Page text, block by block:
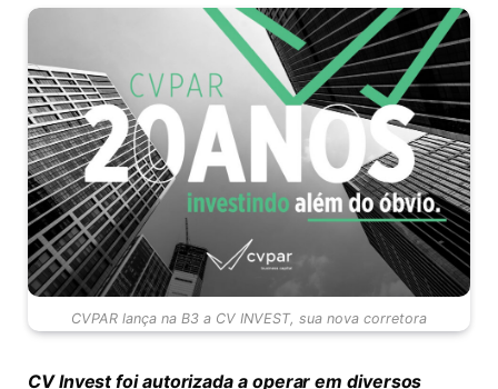
CVPAR lança na B3 a CV INVEST, sua nova corretora
CV Invest foi autorizada a operar em diversos